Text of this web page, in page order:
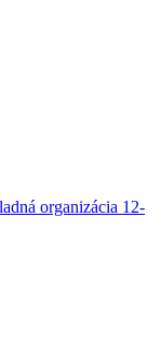
organizácia 12-